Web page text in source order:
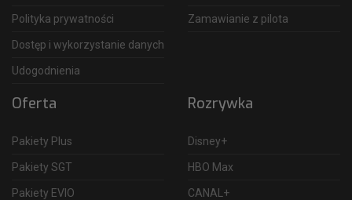
Polityka prywatności
Dostęp i wykorzystanie danych
Udogodnienia
Zamawianie z pilota
Oferta
Pakiety Plus
Pakiety SGT
Pakiety EVIO
Rozrywka
Disney+
HBO Max
CANAL+